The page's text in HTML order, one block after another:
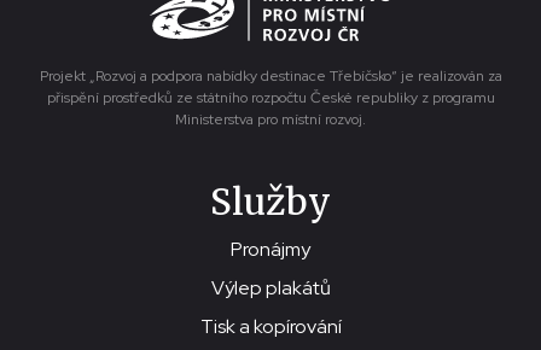
Projekt „Rozvoj a podpora nabídky destinace Třebíčsko“ je realizován za
přispění prostředků ze státního rozpočtu České republiky z programu
Ministerstva pro místní rozvoj.
Služby
Pronájmy
Výlep plakátů
Tisk a kopírování